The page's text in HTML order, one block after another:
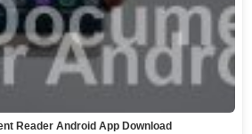
Reader Android App Download